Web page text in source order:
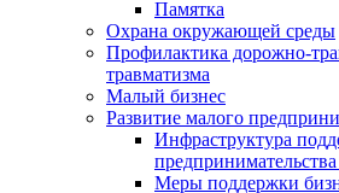
Памятка
Охрана окружающей среды
Профилактика дорожно-
травматизма
Малый бизнес
Развитие малого
Инфраструктура
Меры поддержки